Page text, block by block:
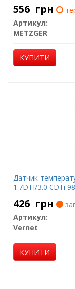
556 грн
Артикул:
METZGER
КУПИТИ
Датчик
1.7DTI/3.0 CDTi
426 грн
Артикул:
Vernet
КУПИТИ